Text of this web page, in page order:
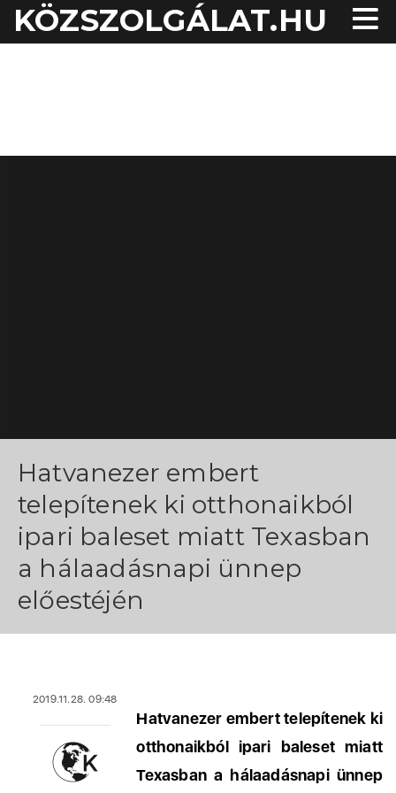
KÖZSZOLGÁLAT.HU
Hatvanezer embert
telepítenek ki otthonaikból
ipari baleset miatt Texasban
a hálaadásnapi ünnep
előestéjén
2019.11.28. 09:48
Hatvanezer embert telepítenek ki
otthonaikból ipari baleset miatt
Texasban a hálaadásnapi ünnep